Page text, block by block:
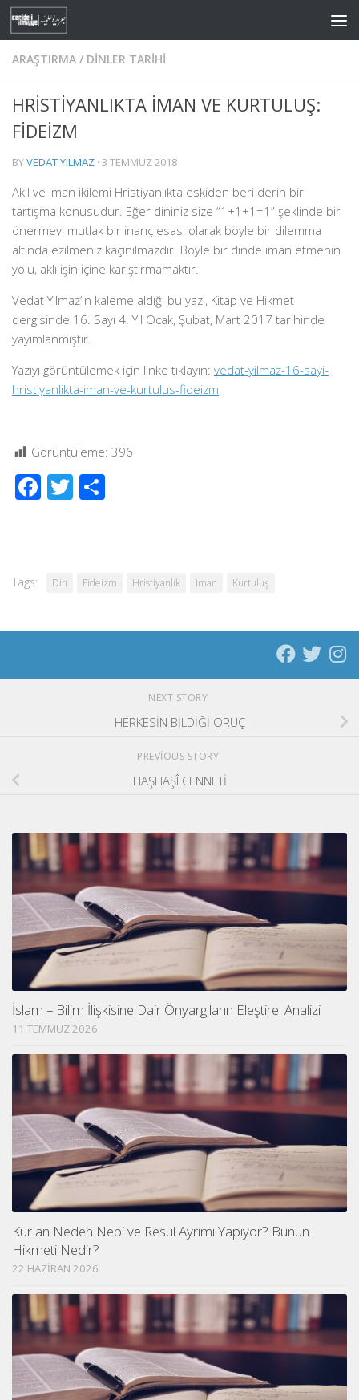
Skip to content
ARAŞTIRMA / DINLER TARIHI
HRİSTİYANLIKTA İMAN VE KURTULUŞ:
FİDEİZM
BYVEDAT YILMAZ · 3 TEMMUZ 2018
Akıl ve iman ikilemi Hristiyanlıkta eskiden beri derin bir
tartışma konusudur. Eğer dininiz size “1+1+1=1” şeklinde bir
önermeyi mutlak bir inanç esası olarak böyle bir dilemma
altında ezilmeniz kaçınılmazdır. Böyle bir dinde iman etmenin
yolu, aklı işin içine karıştırmamaktır.
Vedat Yılmaz’ın kaleme aldığı bu yazı, Kitap ve Hikmet
dergisinde 16. Sayı 4. Yıl Ocak, Şubat, Mart 2017 tarihinde
yayımlanmıştır.
Yazıyı görüntülemek için linke tıklayın: vedat-yilmaz-16-sayi-
hristiyanlikta-iman-ve-kurtulus-fideizm
Görüntüleme: 396
Facebook
Twitter
Tags: Din Fideizm Hristiyanlık İman Kurtuluş
NEXT STORY
HERKESİN BİLDİĞİ ORUÇ
PREVIOUS STORY
HAŞHAŞÎ CENNETİ
İslam – Bilim İlişkisine Dair Önyargıların Eleştirel Analizi
11 TEMMUZ 2026
Kur an Neden Nebi ve Resul Ayrımı Yapıyor? Bunun
Hikmeti Nedir?
22 HAZIRAN 2026